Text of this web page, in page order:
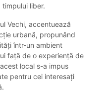
liber.
Vechi, accentuează
urbană, propunând
într-un ambient
față de o experiență de
local s-a impus
pentru cei interesați